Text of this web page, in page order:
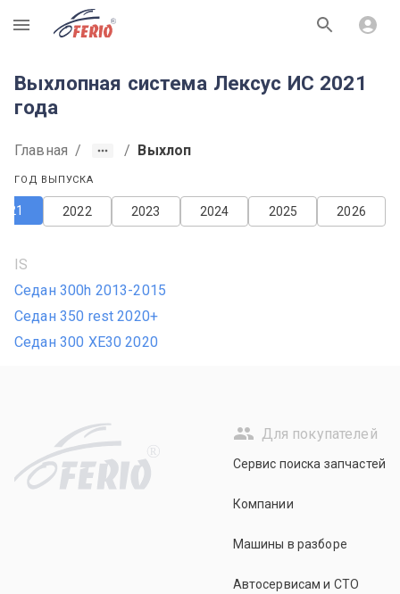
R
Выхлопная система Лексус ИС 2021
года
Главная / / Выхлоп
ГОД ВЫПУСКА
2026
2025
2024
2023
2022
IS
Седан 300h 2013-2015
Седан 350 rest 2020+
Седан 300 XE30 2020
R
Для покупателей
Сервис поиска запчастей
Компании
Машины в разборе
Автосервисам и СТО